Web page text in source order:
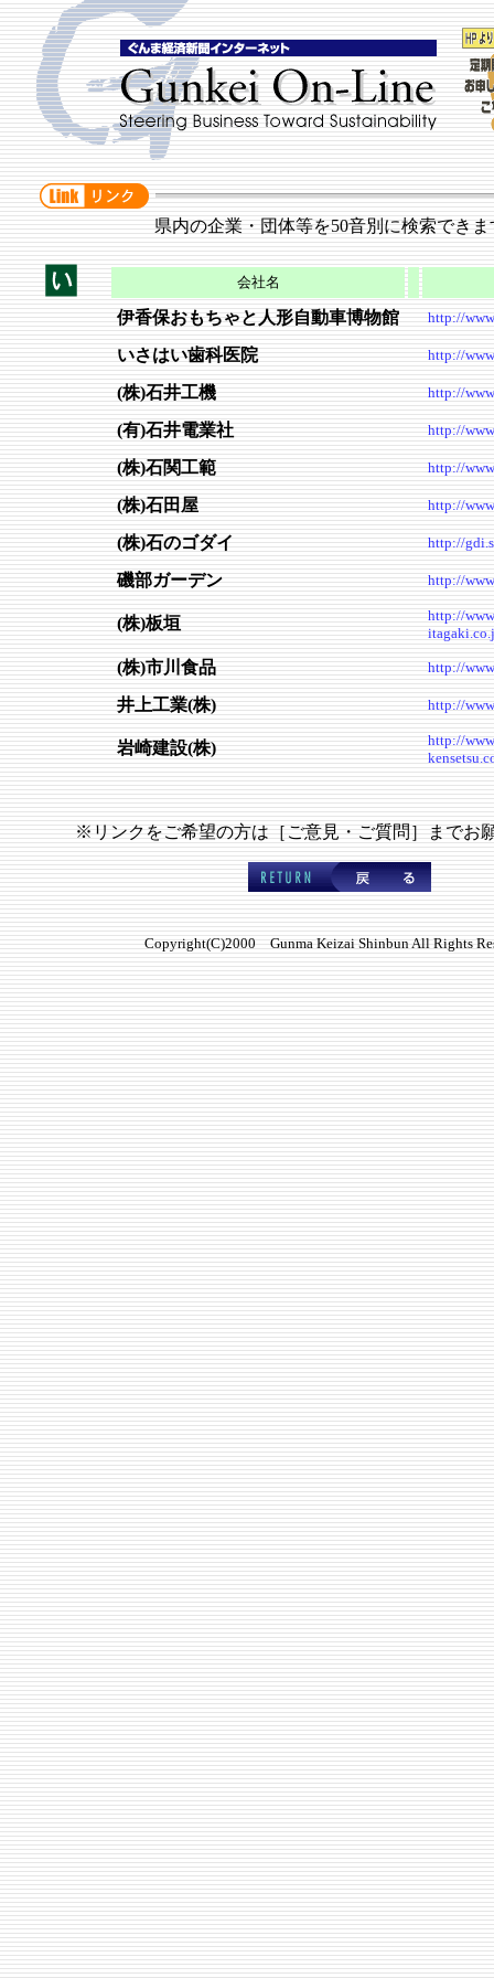
県内の企業・団体等を50音別に検索できま
会社名
伊香保おもちゃと人形自動車博物館 http://
いさはい歯科医院 http://
(株)石井工機 http://
(有)石井電業社 http://
(株)石関工範 http://
(株)石田屋 http://
(株)石のゴダイ http://
磯部ガーデン http://
(株)板垣
http://
(株)市川食品 http://
井上工業(株) http://
岩崎建設(株)
http://
※リンクをご希望の方は［ご意見・ご質問］までお
Copyright(C)2000 Gunma Keizai Shinbun All Rights